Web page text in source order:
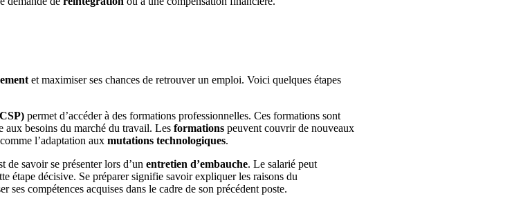
et maximiser ses chances de retrouver un emploi. Voici quelques étapes
permet d’accéder à des formations professionnelles. Ces formations sont
aux besoins du marché du travail. Les formations peuvent couvrir de nouveaux
l’adaptation aux mutations technologiques.
de savoir se présenter lors d’un entretien d’embauche. Le salarié peut
étape décisive. Se préparer signifie savoir expliquer les raisons du
compétences acquises dans le cadre de son précédent poste.